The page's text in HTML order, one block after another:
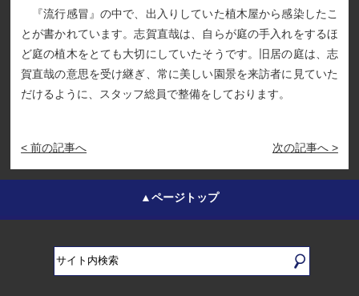
『流行感冒』の中で、出入りしていた植木屋から感染したこ
とが書かれています。志賀直哉は、自らが庭の手入れをするほ
ど庭の植木をとても大切にしていたそうです。旧居の庭は、志
賀直哉の意思を受け継ぎ、常に美しい園景を来訪者に見ていた
だけるように、スタッフ総員で整備をしております。
< 前の記事へ 次の記事へ >
▲ページトップ